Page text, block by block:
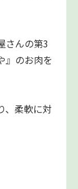
さんの第3
』のお肉を
、柔軟に対